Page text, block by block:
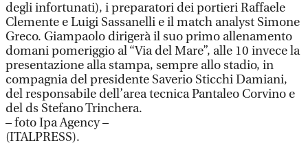
degli infortunati), i preparatori dei portieri Raffaele
Clemente e Luigi Sassanelli e il match analyst Simone
Greco. Giampaolo dirigerà il suo primo allenamento
domani pomeriggio al “Via del Mare”, alle 10 invece la
presentazione alla stampa, sempre allo stadio, in
compagnia del presidente Saverio Sticchi Damiani,
del responsabile dell’area tecnica Pantaleo Corvino e
del ds Stefano Trinchera.
– foto Ipa Agency –
(ITALPRESS).